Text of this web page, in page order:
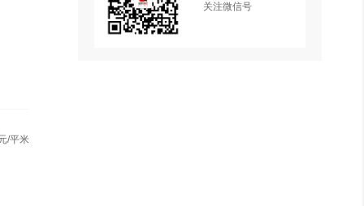
/平米
关注微信号